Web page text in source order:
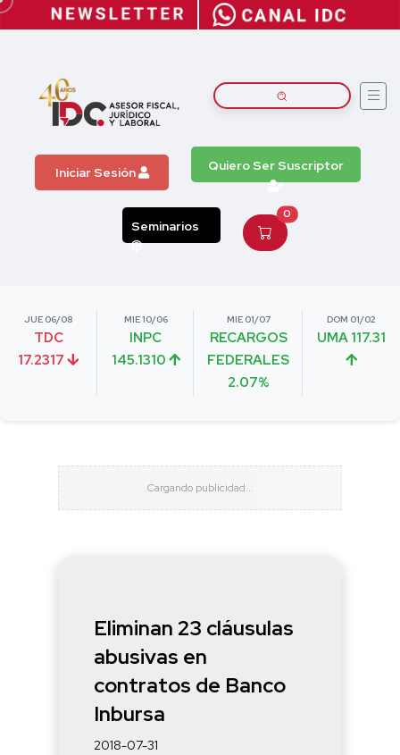
Iniciar Sesión Quiero Ser Suscriptor
Seminarios
0
JUE 06/08
TDC
17.2317
MIE 10/06
INPC
145.1310
MIE 01/07
RECARGOS
FEDERALES
2.07%
DOM 01/02
UMA 117.31
Eliminan 23 cláusulas
abusivas en
contratos de Banco
Inbursa
2018-07-31